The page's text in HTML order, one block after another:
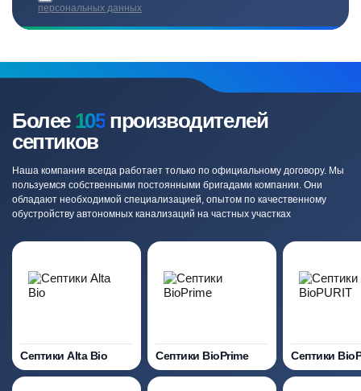
персональных данных
Более 105 производителей
септиков
Наша компания всегда работает только по официальному договору. Мы
пользуемся собственными постоянными бригадами компании. Они
обладают необходимой специализацией, опытом по качественному
обустройству автономных канализаций на частных участках
Септики Alta Bio Септики BioPrime Септики